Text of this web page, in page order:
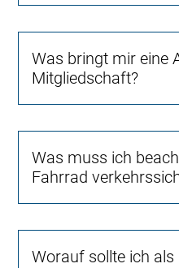
Was bringt mir eine
Mitgliedschaft?
Was muss ich
Fahrrad
Worauf sollte ich